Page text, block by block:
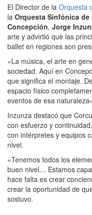
El Director de la Orquesta
la Orquesta Sinfónica
Concepción, Jorge
arte y advirtió que las
ballet en regiones son
«La música, el arte en
sociedad. Aquí en
que significa el montaje.
espacio físico
eventos de esa
Inzunza destacó que
con esfuerzo y
con intérpretes y equipos
nivel.
«Tenemos todos los
buen nivel… Estamos
hace falta es crear
crear la oportunidad de
sostuvo.